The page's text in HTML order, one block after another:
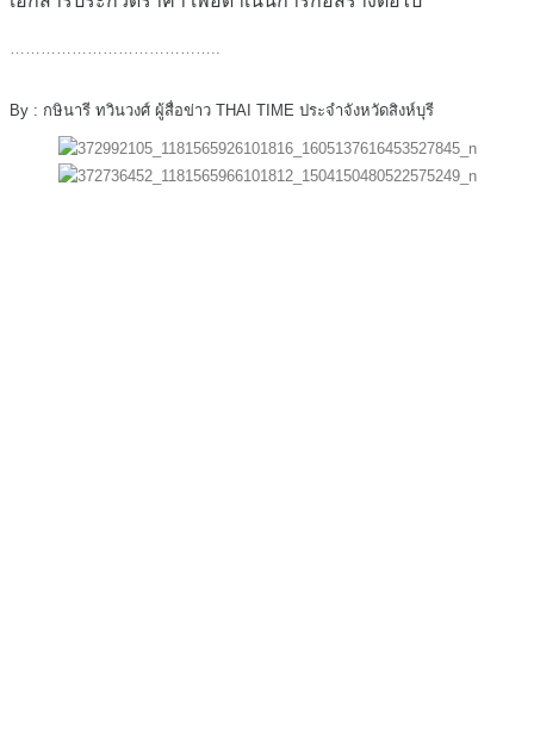
By : กษินารี ทวินวงศ์ ผู้สื่อข่าว THAI TIME ประจำจังหวัดสิงห์บุรี